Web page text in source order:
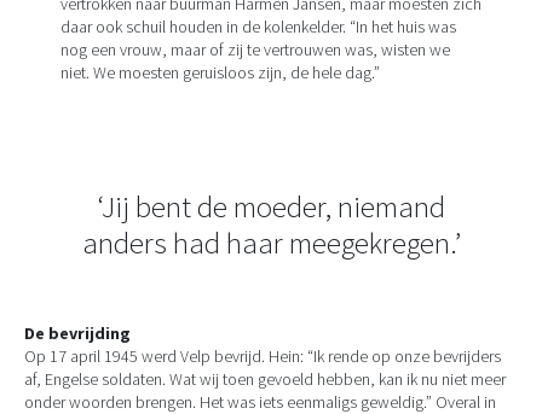
daar ook schuil houden in de kolenkelder. “In het huis was
nog een vrouw, maar of zij te vertrouwen was, wisten we
niet. We moesten geruisloos zijn, de hele dag.”
‘Jij bent de moeder, niemand
anders had haar meegekregen.’
De bevrijding
Op 17 april 1945 werd Velp bevrijd. Hein: “Ik rende op onze bevrijders
af, Engelse soldaten. Wat wij toen gevoeld hebben, kan ik nu niet meer
onder woorden brengen. Het was iets eenmaligs geweldig.” Overal in